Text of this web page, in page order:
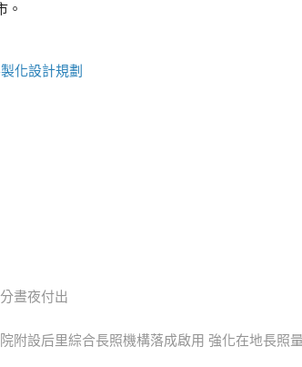
。
化設計規劃
晝夜付出
附設后里綜合長照機構落成啟用 強化在地長照